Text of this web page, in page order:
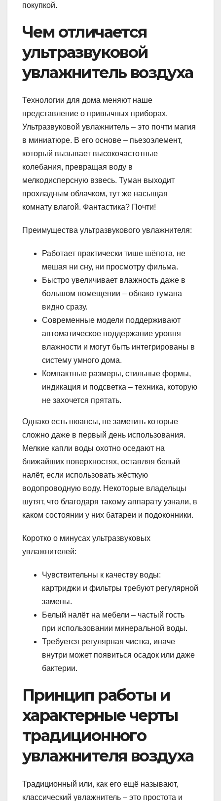
покупкой.
Чем отличается
ультразвуковой
увлажнитель воздуха
Технологии для дома меняют наше
представление о привычных приборах.
Ультразвуковой увлажнитель – это почти магия
в миниатюре. В его основе – пьезоэлемент,
который вызывает высокочастотные
колебания, превращая воду в
мелкодисперсную взвесь. Туман выходит
прохладным облачком, тут же насыщая
комнату влагой. Фантастика? Почти!
Преимущества ультразвукового увлажнителя:
Работает практически тише шёпота, не
мешая ни сну, ни просмотру фильма.
Быстро увеличивает влажность даже в
большом помещении – облако тумана
видно сразу.
Современные модели поддерживают
автоматическое поддержание уровня
влажности и могут быть интегрированы в
систему умного дома.
Компактные размеры, стильные формы,
индикация и подсветка – техника, которую
не захочется прятать.
Однако есть нюансы, не заметить которые
сложно даже в первый день использования.
Мелкие капли воды охотно оседают на
ближайших поверхностях, оставляя белый
налёт, если использовать жёсткую
водопроводную воду. Некоторые владельцы
шутят, что благодаря такому аппарату узнали, в
каком состоянии у них батареи и подоконники.
Коротко о минусах ультразвуковых
увлажнителей:
Чувствительны к качеству воды:
картриджи и фильтры требуют регулярной
замены.
Белый налёт на мебели – частый гость
при использовании минеральной воды.
Требуется регулярная чистка, иначе
внутри может появиться осадок или даже
бактерии.
Принцип работы и
характерные черты
традиционного
увлажнителя воздуха
Традиционный или, как его ещё называют,
классический увлажнитель – это простота и